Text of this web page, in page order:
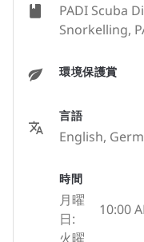
PADI Scuba
Snorkelling,
環境保護賞
言語
English,
時間
月曜
日:
10:00
火曜